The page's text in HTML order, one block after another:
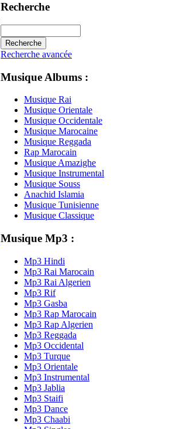
Recherche
Recherche avancée
Musique Albums :
Musique Rai
Musique Orientale
Musique Occidentale
Musique Marocaine
Musique Reggada
Rap Marocain
Musique Amazighe
Musique Instrumental
Musique Souss
Anachid Islamia
Musique Tunisienne
Musique Classique
Musique Mp3 :
Mp3 Hindi
Mp3 Rai Marocain
Mp3 Rai Algerien
Mp3 Rif
Mp3 Gasba
Mp3 Rap Marocain
Mp3 Rap Algerien
Mp3 Reggada
Mp3 Occidental
Mp3 Turque
Mp3 Orientale
Mp3 Instrumental
Mp3 Jablia
Mp3 Staifi
Mp3 Dance
Mp3 Chaabi